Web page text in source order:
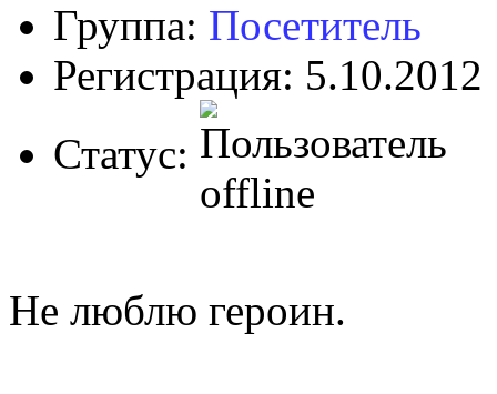
Группа: Посетитель
Регистрация: 5.10.2012
Статус:
Не люблю героин.